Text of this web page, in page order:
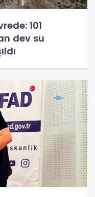
101
dev su